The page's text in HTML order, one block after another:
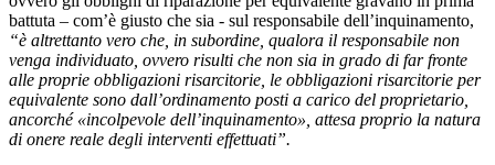
battuta – com’è giusto che sia - sul responsabile dell’inquinamento,
“è altrettanto vero che, in subordine, qualora il responsabile non
venga individuato, ovvero risulti che non sia in grado di far fronte
alle proprie obbligazioni risarcitorie, le obbligazioni risarcitorie per
equivalente sono dall’ordinamento posti a carico del proprietario,
ancorché «incolpevole dell’inquinamento», attesa proprio la natura
di onere reale degli interventi effettuati”.